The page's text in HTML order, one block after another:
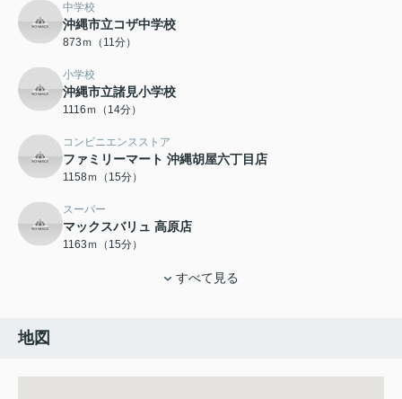
中学校
沖縄市立コザ中学校
873ｍ（11分）
小学校
沖縄市立諸見小学校
1116ｍ（14分）
コンビニエンスストア
ファミリーマート 沖縄胡屋六丁目店
1158ｍ（15分）
スーパー
マックスバリュ 高原店
1163ｍ（15分）
すべて見る
地図